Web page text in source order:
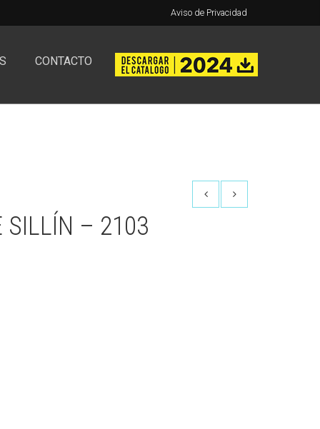
Aviso de Privacidad
CONTACTO
SILLÍN – 2103